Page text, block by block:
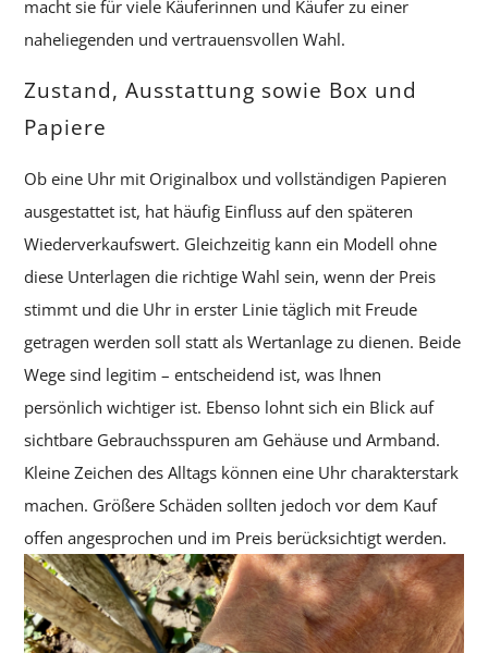
macht sie für viele Käuferinnen und Käufer zu einer
naheliegenden und vertrauensvollen Wahl.
Zustand, Ausstattung sowie Box und
Papiere
Ob eine Uhr mit Originalbox und vollständigen Papieren
ausgestattet ist, hat häufig Einfluss auf den späteren
Wiederverkaufswert. Gleichzeitig kann ein Modell ohne
diese Unterlagen die richtige Wahl sein, wenn der Preis
stimmt und die Uhr in erster Linie täglich mit Freude
getragen werden soll statt als Wertanlage zu dienen. Beide
Wege sind legitim – entscheidend ist, was Ihnen
persönlich wichtiger ist. Ebenso lohnt sich ein Blick auf
sichtbare Gebrauchsspuren am Gehäuse und Armband.
Kleine Zeichen des Alltags können eine Uhr charakterstark
machen. Größere Schäden sollten jedoch vor dem Kauf
offen angesprochen und im Preis berücksichtigt werden.